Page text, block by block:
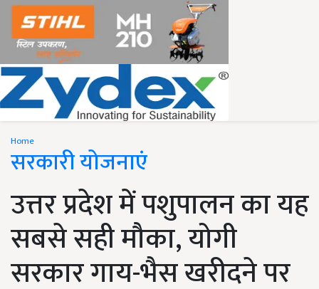
Home
सरकारी योजनाएं
उत्तर प्रदेश में पशुपालन का यह
सबसे सही मौका, योगी
सरकार गाय-भैस खरीदने पर